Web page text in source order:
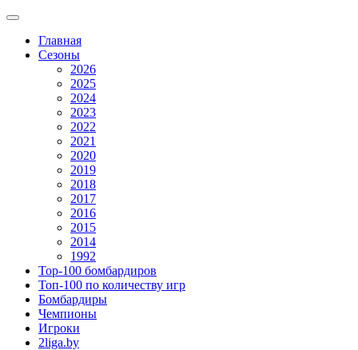
Главная
Сезоны
2026
2025
2024
2023
2022
2021
2020
2019
2018
2017
2016
2015
2014
1992
Top-100 бомбардиров
Топ-100 по количеству игр
Бомбардиры
Чемпионы
Игроки
2liga.by